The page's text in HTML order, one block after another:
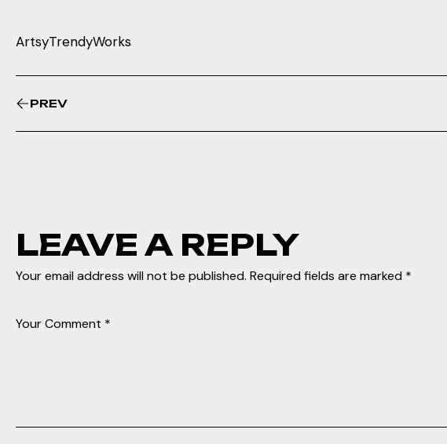
ArtsyTrendyWorks
PREV
LEAVE A REPLY
Your email address will not be published. Required fields are marked *